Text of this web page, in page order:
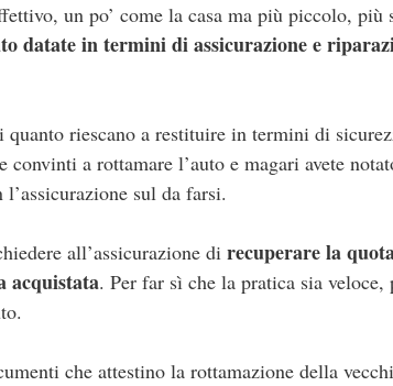
un po’ come la casa ma più piccolo, più
datate in termini di assicurazione e
riescano a restituire in termini di
a rottamare l’auto e magari avete
sul da farsi.
all’assicurazione di recuperare la
acquistata. Per far sì che la pratica sia veloce,
che attestino la rottamazione della